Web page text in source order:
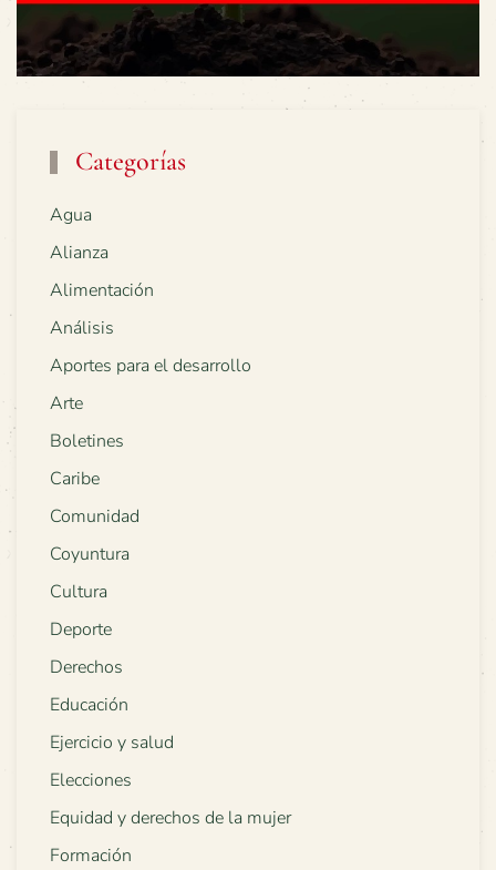
Categorías
Agua
Alianza
Alimentación
Análisis
Aportes para el desarrollo
Arte
Boletines
Caribe
Comunidad
Coyuntura
Cultura
Deporte
Derechos
Educación
Ejercicio y salud
Elecciones
Equidad y derechos de la mujer
Formación